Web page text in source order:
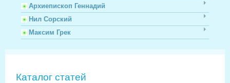
Архиепископ Геннадий
Нил Сорский
Максим Грек
Каталог статей